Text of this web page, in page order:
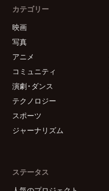
カテゴリー
映画
写真
アニメ
コミュニティ
演劇・ダンス
テクノロジー
スポーツ
ジャーナリズム
ステータス